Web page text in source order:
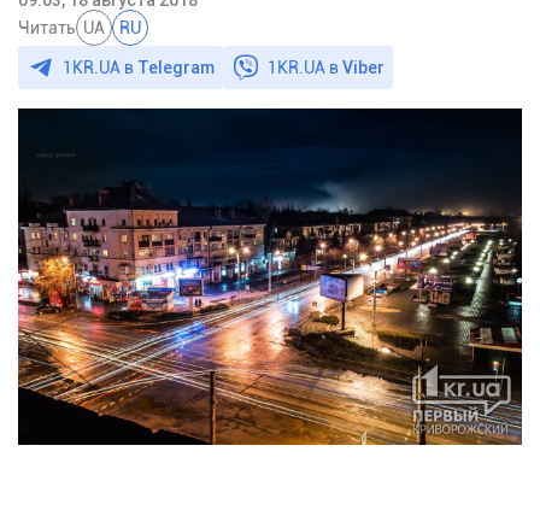
Читать UA RU
1KR.UA в Telegram 1KR.UA вViber